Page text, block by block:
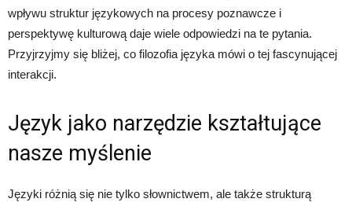
wpływu struktur językowych na procesy poznawcze i
perspektywę kulturową daje wiele odpowiedzi na te pytania.
Przyjrzyjmy się bliżej, co filozofia języka mówi o tej fascynującej
interakcji.
Język jako narzędzie kształtujące
nasze myślenie
Języki różnią się nie tylko słownictwem, ale także strukturą